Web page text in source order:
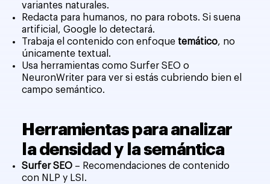
variantes naturales.
Redacta para humanos, no para robots. Si suena
artificial, Google lo detectará.
Trabaja el contenido con enfoque temático, no
únicamente textual.
Usa herramientas como Surfer SEO o
NeuronWriter para ver si estás cubriendo bien el
campo semántico.
Herramientas para analizar
la densidad y la semántica
Surfer SEO – Recomendaciones de contenido
con NLP y LSI.